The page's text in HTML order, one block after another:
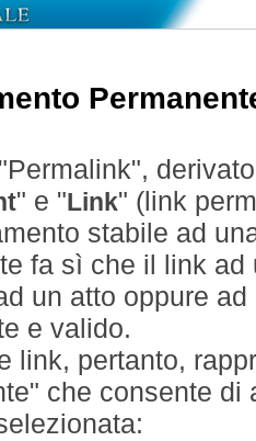
" e " Link" (link
stabile ad
fa sì che il link
un atto oppure
e valido.
link, pertanto,
che consente